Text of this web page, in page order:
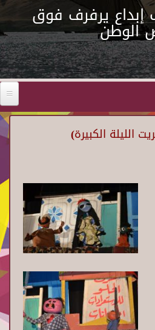
إبداع يرفرف فوق
الوطن
الليلة الكبيرة)